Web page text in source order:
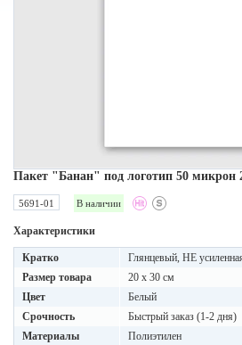
Пакет "Банан" под логотип 50 микрон
5691-01 В наличии
Характеристики
Кратко
Глянцевый, НЕ
Размер товара
20 x 30 см
Цвет
Белый
Срочность
Быстрый заказ (1-2 дня)
Материалы
Полиэтилен